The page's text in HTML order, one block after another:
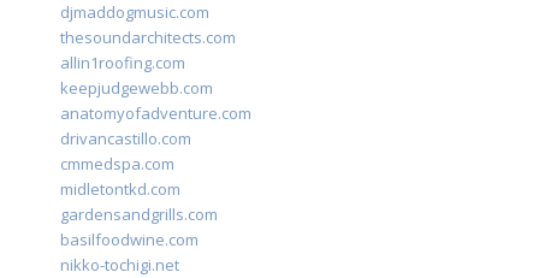
djmaddogmusic.com
thesoundarchitects.com
allin1roofing.com
keepjudgewebb.com
anatomyofadventure.com
drivancastillo.com
cmmedspa.com
midletontkd.com
gardensandgrills.com
basilfoodwine.com
nikko-tochigi.net